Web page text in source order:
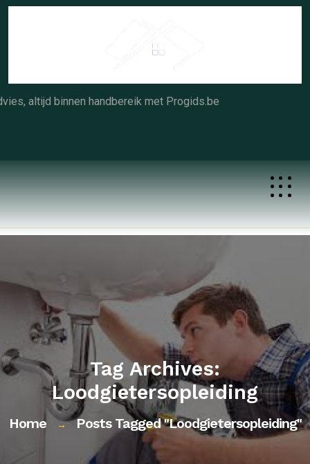
Skip
altijd binnen handbereik met Progids.be
Tag Archives:
Loodgietersopleiding
Home → Posts Tagged "loodgietersopleiding"